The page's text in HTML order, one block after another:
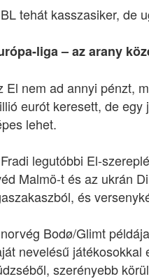
tehát kasszasiker, de
liga – az arany
El nem ad annyi pénzt,
eurót keresett, de
lehet.
legutóbbi El-
Malmö-t és az ukrán
és
Bodø/Glimt
nevelésű játékosokkal
szerényebb